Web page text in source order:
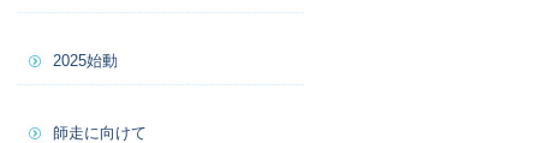
2025始動
師走に向けて